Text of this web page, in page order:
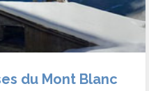
du Mont Blanc